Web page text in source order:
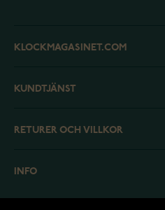
KLOCKMAGASINET.COM
KUNDTJÄNST
RETURER OCH VILLKOR
INFO